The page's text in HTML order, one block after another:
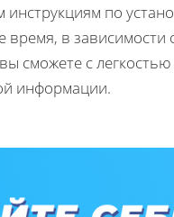
инструкциям по
время, в
сможете с
информации.